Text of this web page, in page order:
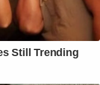
Still Trending